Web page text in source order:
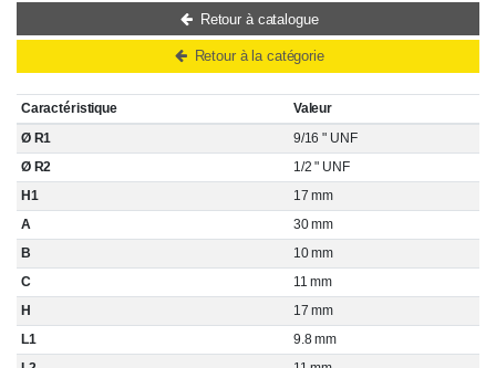
Caractéristique
Valeur
Ø R1
9/16 " UNF
Ø R2
1/2 " UNF
H1
17 mm
A
30 mm
B
10 mm
C
11 mm
H
17 mm
L1
9.8 mm
Retour à catalogue
Retour à la catégorie